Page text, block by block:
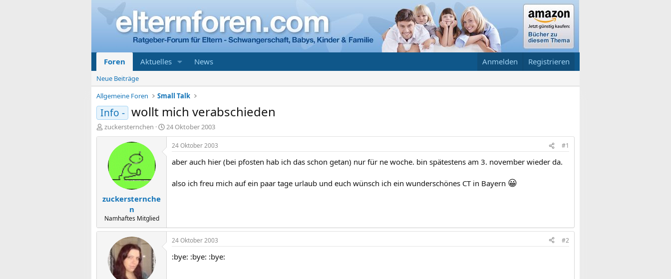
Foren Aktuelles News Anmelden Registrieren
Neue Beiträge
Allgemeine Foren
Small Talk
Info - wollt mich verabschieden
E
r
r
zuckersternchen
E
r
t
24 Oktober 2003
zuckersternche
n
Namhaftes Mitglied
24 Oktober 2003 #1
aber auch hier (bei pfosten hab ich das schon getan) nur für ne woche. bin spätestens am 3. november wieder da.
also ich freu mich auf ein paar tage urlaub und euch wünsch ich ein wunderschönes CT in Bayern 😀
24 Oktober 2003 #2
:bye: :bye: :bye: